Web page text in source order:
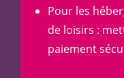
Pour les
de loisirs :
paiement